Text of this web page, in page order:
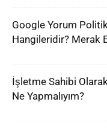
Google Yorum
Hangileridir? Merak
İşletme Sahibi
Ne Yapmalıyım?